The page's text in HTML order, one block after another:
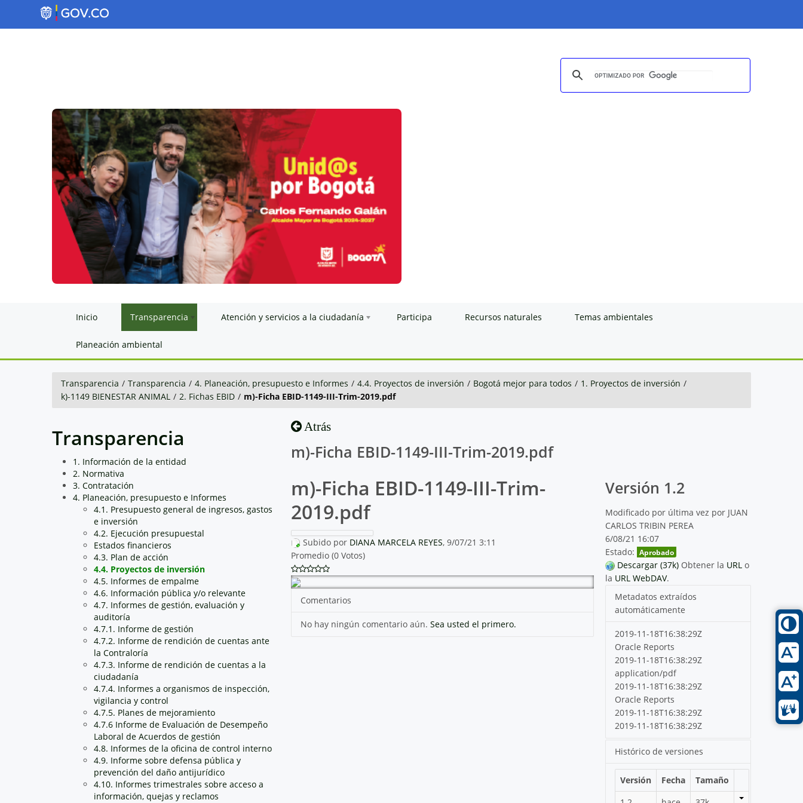
Inicio Transparencia Atención y servicios a la ciudadanía Participa Recursos naturales Temas ambientales
Planeación ambiental
Transparencia / Transparencia / 4. Planeación, presupuesto e Informes / 4.4. Proyectos de inversión / Bogotá mejor para todos / 1. Proyectos de inversión /
k)-1149 BIENESTAR ANIMAL / 2. Fichas EBID / m)-Ficha EBID-1149-III-Trim-2019.pdf
Transparencia
1. Información de la entidad
2. Normativa
3. Contratación
4. Planeación, presupuesto e Informes
4.1. Presupuesto general de ingresos, gastos
e inversión
4.2. Ejecución presupuestal
Estados financieros
4.3. Plan de acción
4.4. Proyectos de inversión
4.5. Informes de empalme
4.6. Información pública y/o relevante
4.7. Informes de gestión, evaluación y
auditoría
4.7.1. Informe de gestión
4.7.2. Informe de rendición de cuentas ante
la Contraloría
4.7.3. Informe de rendición de cuentas a la
ciudadanía
4.7.4. Informes a organismos de inspección,
vigilancia y control
4.7.5. Planes de mejoramiento
4.7.6 Informe de Evaluación de Desempeño
Laboral de Acuerdos de gestión
4.8. Informes de la oficina de control interno
4.9. Informe sobre defensa pública y
prevención del daño antijurídico
4.10. Informes trimestrales sobre acceso a
información, quejas y reclamos
Atrás
m)-Ficha EBID-1149-III-Trim-2019.pdf
m)-Ficha EBID-1149-III-Trim-
2019.pdf
Subido por DIANA MARCELA REYES, 9/07/21 3:11
Promedio (0 Votos)
Comentarios
No hay ningún comentario aún. Sea usted el primero.
Versión 1.2
Modificado por última vez por JUAN
CARLOS TRIBIN PEREA
6/08/21 16:07
Estado: Aprobado
Descargar (37k) Obtener la URL o
la URL WebDAV.
Metadatos extraídos
automáticamente
2019-11-18T16:38:29Z
Oracle Reports
2019-11-18T16:38:29Z
application/pdf
2019-11-18T16:38:29Z
Oracle Reports
2019-11-18T16:38:29Z
2019-11-18T16:38:29Z
Histórico de versiones
Versión Fecha
Tamaño